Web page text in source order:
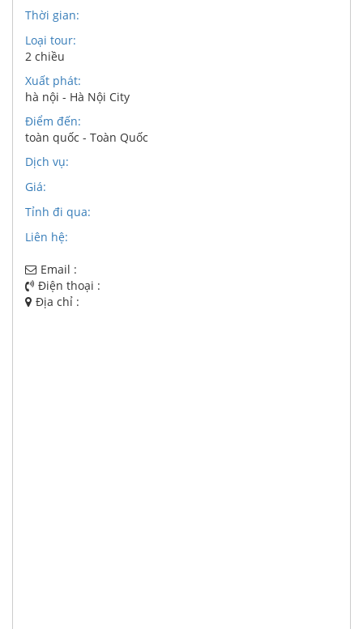
Thời gian:
Loại tour:
2 chiều
Xuất phát:
hà nội - Hà Nội City
Điểm đến:
toàn quốc - Toàn Quốc
Dịch vụ:
Giá:
Tỉnh đi qua:
Liên hệ:
Email :
Điện thoại :
Địa chỉ :